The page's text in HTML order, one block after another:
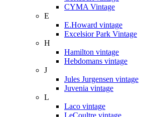
CYMA Vintage
E
E.Howard vintage
Excelsior Park Vintage
H
Hamilton vintage
Hebdomans vintage
J
Jules Jurgensen vintage
Juvenia vintage
L
Laco vintage
LeCoultre vintage